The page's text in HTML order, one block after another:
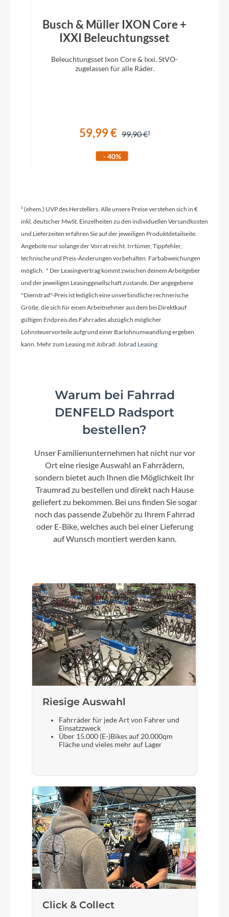
2025
Hinterrad Nabe
Schaltwerk
Carbon
Kurbelgarnitur
FSA Alloy crankset / 175mm / 34T
Kassette
Shimano CS-M6100 / 10-51 T
780mm Syncros Endurance lock-on grips
Farbe
Dämpfer
travel / geo adj. 3 modes: Lockout-Traction
Control-Descend Low Speed Adj. / Custom large
Air volume / Reb. Adj. Travel 155-100-Lockout /
T185X55mm
TQ HPR50 Mid Motor drive 50Nm max Torque /
EU: 25kmh / US: 20mph
Kette
Shimano CN-M6100
Vorderrad Nabe
Gewicht
19.5 kg (with tubes)
TQ Internal 360Wh
Laufradgröße
29"
Schalthebel
Shimano Deore SL-M6100-IR / Rapidfire Plus I-
spec EV clamp
Busch & Müller IXON Core +
IXXI Beleuchtungsset
Beleuchtungsset Ixon Core & Ixxi. StVO-
zugelassen für alle Räder.
59,99 € 99,90 €
- 40%
¹ (ehem.) UVP des Herstellers. Alle unsere Preise verstehen sich in €
inkl. deutscher MwSt. Einzelheiten zu den individuellen Versandkosten
und Lieferzeiten erfahren Sie auf der jeweiligen Produktdetailseite.
Angebote nur solange der Vorrat reicht. Irrtümer, Tippfehler,
technische und Preis-Änderungen vorbehalten. Farbabweichungen
möglich. * Der Leasingvertrag kommt zwischen deinem Arbeitgeber
und der jeweiligen Leasinggesellschaft zustande. Der angegebene
"Dienstrad"-Preis ist lediglich eine unverbindliche rechnerische
Größe, die sich für einen Arbeitnehmer aus dem bei Direktkauf
gültigen Endpreis des Fahrrades abzüglich möglicher
Lohnsteuervorteile aufgrund einer Barlohnumwandlung ergeben
kann. Mehr zum Leasing mit Jobrad:Jobrad Leasing
Warum bei Fahrrad
DENFELD Radsport
bestellen?
Unser Familienunternehmen hat nicht nur vor
Ort eine riesige Auswahl an Fahrrädern,
sondern bietet auch Ihnen die Möglichkeit Ihr
Traumrad zu bestellen und direkt nach Hause
geliefert zu bekommen. Bei uns finden Sie sogar
noch das passende Zubehör zu Ihrem Fahrrad
oder E-Bike, welches auch bei einer Lieferung
auf Wunsch montiert werden kann.
Riesige Auswahl
Fahrräder für jede Art von Fahrer und
Einsatzzweck
Über 15.000 (E-)Bikes auf 20.000qm
Fläche und vieles mehr auf Lager
Click & Collect